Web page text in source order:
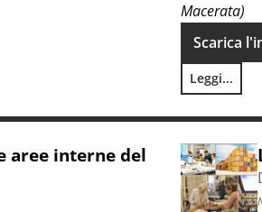
Macerata)
Scarica
Leggi...
aree interne del